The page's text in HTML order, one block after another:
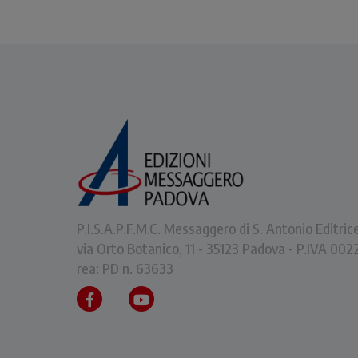
P.I.S.A.P.F.M.C. Messaggero di S. Antonio
via Orto Botanico, 11 - 35123 Padova - P.IVA
rea: PD n. 63633